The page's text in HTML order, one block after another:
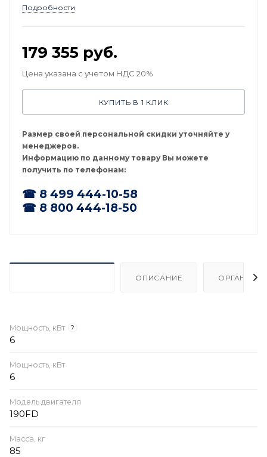
просто источник резервного электропитания, а
оборудования в самых сложных условиях.
Подробности
179 355 руб.
Цена указана с учетом НДС 20%
КУПИТЬ В 1 КЛИК
Размер своей персональной скидки уточняйте у
менеджеров.
Информацию по данному товару Вы можете
получить по телефонам:
☎ 8 499 444-10-58
☎ 8 800 444-18-50
ОПИСАНИЕ
Мощность, кВт ?
6
Мощность, кВт
6
Модель двигателя
190FD
Масса, кг
85